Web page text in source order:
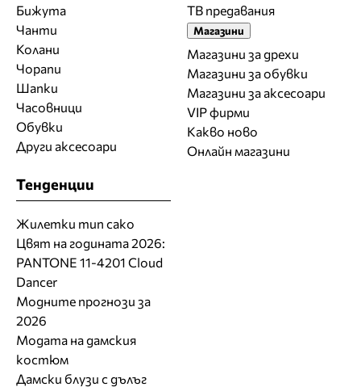
Бижута
Чанти
Колани
Чорапи
Шапки
Часовници
Обувки
Други аксесоари
ТВ предавания
Магазини
Магазини за дрехи
Магазини за обувки
Магазини за aксесоари
VIP фирми
Какво ново
Онлайн магазини
Тенденции
Жилетки тип сако
Цвят на годината 2026:
PANTONE 11-4201 Cloud
Dancer
Модните прогнози за
2026
Модата на дамския
костюм
Дамски блузи с дълъг